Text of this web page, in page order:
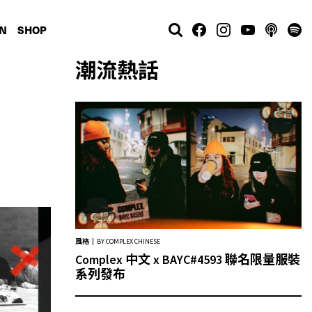
SHOP
潮流熱話
風格 BY COMPLEX CHINESE
Complex 中文 x BAYC#4593 聯名限量服裝
系列發布